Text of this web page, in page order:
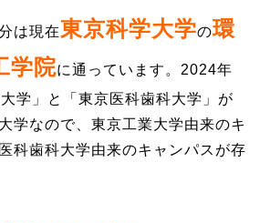
は現在東京科学大学の環
学院に通っています。2024年
学」と「東京医科歯科大学」が
学なので、東京工業大学由来のキ
科歯科大学由来のキャンパスが存